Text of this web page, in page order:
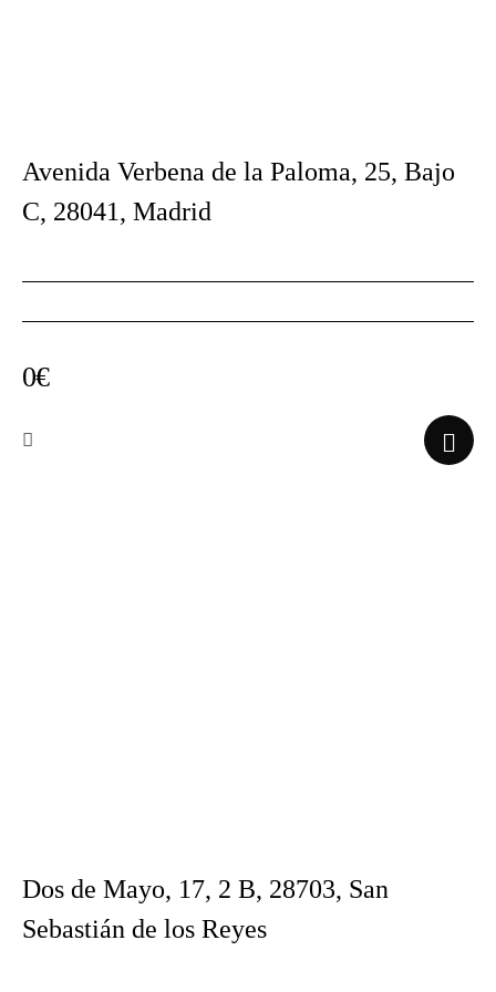
Avenida Verbena de la Paloma, 25, Bajo
C, 28041, Madrid
0€
Dos de Mayo, 17, 2 B, 28703, San
Sebastián de los Reyes